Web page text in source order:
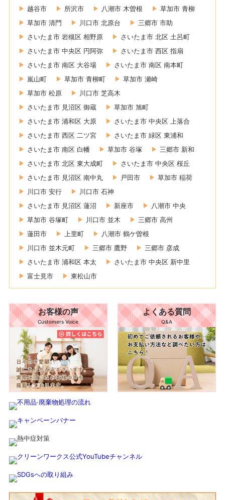
越谷市
所沢市 八潮市 木曽根
草加市 青柳
草加市 清門
川口市 北原台
三郷市 市助
さいたま市 岩槻区 相野原
さいたま市 北区 土呂町
さいたま市 中央区 円阿弥
さいたま市 西区 指扇
さいたま市 南区 大谷場
さいたま市 南区 南本町
嵐山町
草加市 青柳町
草加市 瀬崎
草加市 松原
川口市 芝高木
さいたま市 見沼区 御蔵
草加市 旭町
さいたま市 浦和区 大原
さいたま市 中央区 上落合
さいたま市 西区 二ツ宮
さいたま市 緑区 東浦和
さいたま市 南区 白幡
草加市 谷塚
三郷市 新和
さいたま市 北区 東大成町
さいたま市 中央区 桜丘
さいたま市 見沼区 南中丸
戸田市
草加市 稲荷
川口市 安行
川口市 石神
さいたま市 見沼区 蓮沼
新座市
八潮市 中央
草加市 谷塚町
川口市 並木
三郷市 高州
蓮田市
上里町
八潮市 鶴ケ曽根
川口市 並木元町
三郷市 鷹野
三郷市 彦成
さいたま市 浦和区 本太
さいたま市 中央区 新中里
富士見市
東松山市
お客様の声
Customers Voice
よくある質問
Q&A